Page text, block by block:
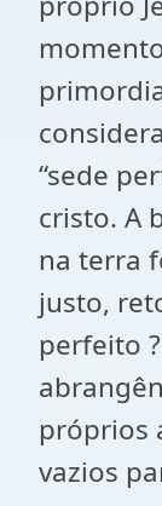
“sede
cristo. A
na terra
justo,
perfeito
próprios
vazios